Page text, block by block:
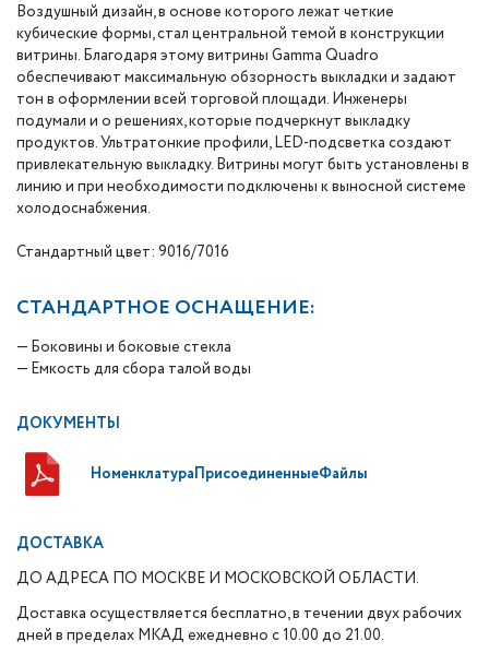
Воздушный дизайн, в основе которого лежат четкие
кубические формы, стал центральной темой в конструкции
витрины. Благодаря этому витрины Gamma Quadro
обеспечивают максимальную обзорность выкладки и задают
тон в оформлении всей торговой площади. Инженеры
подумали и о решениях, которые подчеркнут выкладку
продуктов. Ультратонкие профили, LED-подсветка создают
привлекательную выкладку. Витрины могут быть установлены в
линию и при необходимости подключены к выносной системе
холодоснабжения.
Стандартный цвет: 9016/7016
СТАНДАРТНОЕ ОСНАЩЕНИЕ:
— Боковины и боковые стекла
— Емкость для сбора талой воды
ДОКУМЕНТЫ
НоменклатураПрисоединенныеФайлы
ДОСТАВКА
ДО АДРЕСА ПО МОСКВЕ И МОСКОВСКОЙ ОБЛАСТИ.
Доставка осуществляется бесплатно, в течении двух рабочих
дней в пределах МКАД ежедневно с 10.00 до 21.00.